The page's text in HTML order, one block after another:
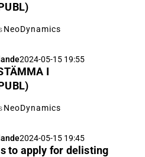
NeoDynamics
2024-05-15 19:55
I
NeoDynamics
2024-05-15 19:45
to apply for delisting